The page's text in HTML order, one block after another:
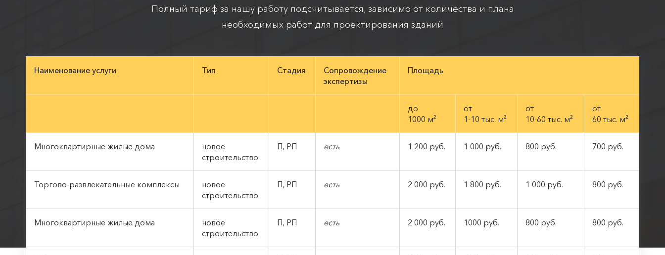
Полный тариф за нашу работу подсчитывается, зависимо от количества и плана
необходимых работ для проектирования зданий
Наименование услуги Тип Стадия
Сопровождение
экспертизы
Площадь
до
1000 м²
от
1-10 тыс. м²
от
10-60 тыс. м²
от
60 тыс. м²
Многоквартирные жилые дома
новое
строительство
П, РП есть 1 200 руб. 1 000 руб. 800 руб. 700 руб.
Торгово-развлекательные комплексы
новое
строительство
П, РП есть 2 000 руб. 1 800 руб. 1 000 руб. 800 руб.
Многоквартирные жилые дома
новое
строительство
П, РП есть 2 000 руб. 1000 руб. 800 руб. 800 руб.